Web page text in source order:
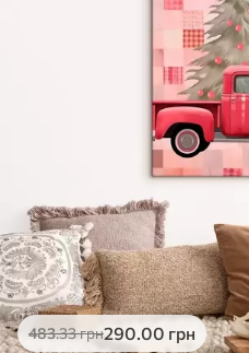
483.33грн290.00 грн